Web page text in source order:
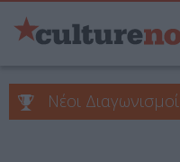
Νέοι Διαγωνισμοί